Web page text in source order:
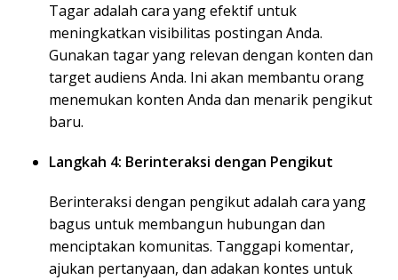
Tagar adalah cara yang efektif untuk
meningkatkan visibilitas postingan Anda.
Gunakan tagar yang relevan dengan konten dan
target audiens Anda. Ini akan membantu orang
menemukan konten Anda dan menarik pengikut
baru.
Langkah 4: Berinteraksi dengan Pengikut
Berinteraksi dengan pengikut adalah cara yang
bagus untuk membangun hubungan dan
menciptakan komunitas. Tanggapi komentar,
ajukan pertanyaan, dan adakan kontes untuk